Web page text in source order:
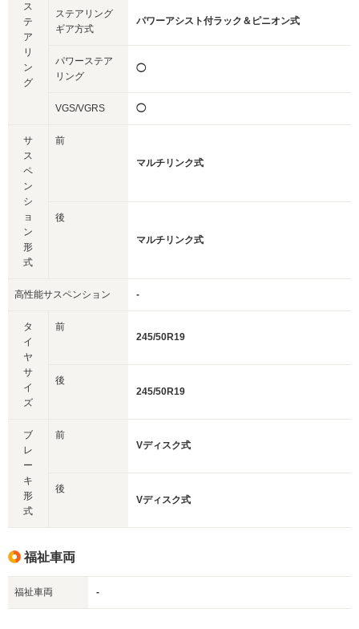
ス
テ
ア
リ
ン
グ
ステアリング
ギア方式
パワーアシスト付ラック＆ピニオン式
パワーステア
リング
◯
VGS/VGRS ◯
サ
ス
ペ
ン
シ
ョ
ン
形
式
前
マルチリンク式
後
マルチリンク式
高性能サスペンション -
タ
イ
ヤ
サ
イ
ズ
前
245/50R19
後
245/50R19
ブ
レ
ー
キ
形
式
前
Vディスク式
後
Vディスク式
福祉車両
福祉車両 -